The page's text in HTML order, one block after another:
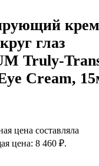
глаз
Truly-
Cream,
цена составляла
цена: 8 460 ₽.